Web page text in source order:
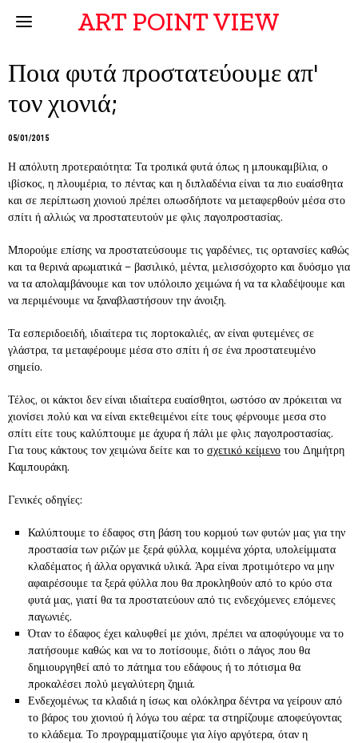
ART POINT VIEW
Ποια φυτά προστατεύουμε απ'
τον χιονιά;
05/01/2015
Η απόλυτη προτεραιότητα: Τα τροπικά φυτά όπως η μπουκαμβίλια, ο
ιβίσκος, η πλουμέρια, το πέντας και η διπλαδένια είναι τα πιο ευαίσθητα
και σε περίπτωση χιονιού πρέπει οπωσδήποτε να μεταφερθούν μέσα στο
σπίτι ή αλλιώς να προστατευτούν με φλις παγοπροστασίας.
Μπορούμε επίσης να προστατεύσουμε τις γαρδένιες, τις ορτανσίες καθώς
και τα θερινά αρωματικά – βασιλικό, μέντα, μελισσόχορτο και δυόσμο για
να τα απολαμβάνουμε και τον υπόλοιπο χειμώνα ή να τα κλαδέψουμε και
να περιμένουμε να ξαναβλαστήσουν την άνοιξη.
Τα εσπεριδοειδή, ιδιαίτερα τις πορτοκαλιές, αν είναι φυτεμένες σε
γλάστρα, τα μεταφέρουμε μέσα στο σπίτι ή σε ένα προστατευμένο
σημείο.
Τέλος, οι κάκτοι δεν είναι ιδιαίτερα ευαίσθητοι, ωστόσο αν πρόκειται να
χιονίσει πολύ και να είναι εκτεθειμένοι είτε τους φέρνουμε μεσα στο
σπίτι είτε τους καλύπτουμε με άχυρα ή πάλι με φλις παγοπροστασίας.
Για τους κάκτους τον χειμώνα δείτε και το σχετικό κείμενο του Δημήτρη
Καμπουράκη.
Γενικές οδηγίες:
Καλύπτουμε το έδαφος στη βάση του κορμού των φυτών μας για την
προστασία των ριζών με ξερά φύλλα, κομμένα χόρτα, υπολείμματα
κλαδέματος ή άλλα οργανικά υλικά. Άρα είναι προτιμότερο να μην
αφαιρέσουμε τα ξερά φύλλα που θα προκληθούν από το κρύο στα
φυτά μας, γιατί θα τα προστατεύουν από τις ενδεχόμενες επόμενες
παγωνιές.
Όταν το έδαφος έχει καλυφθεί με χιόνι, πρέπει να αποφύγουμε να το
πατήσουμε καθώς και να το ποτίσουμε, διότι ο πάγος που θα
δημιουργηθεί από το πάτημα του εδάφους ή το πότισμα θα
προκαλέσει πολύ μεγαλύτερη ζημιά.
Ενδεχομένως τα κλαδιά η ίσως και ολόκληρα δέντρα να γείρουν από
το βάρος του χιονιού ή λόγω του αέρα: τα στηρίζουμε αποφεύγοντας
το κλάδεμα. Το προγραμματίζουμε για λίγο αργότερα, όταν η